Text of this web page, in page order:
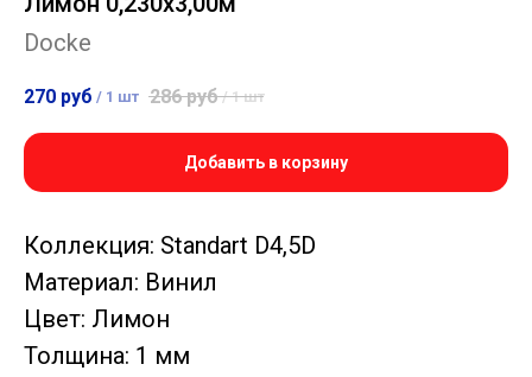
Docke
270 руб / 1 шт 286 руб / 1 шт
Добавить в корзину
Коллекция: Standart D4,5D
Материал: Винил
Цвет: Лимон
Толщина: 1 мм